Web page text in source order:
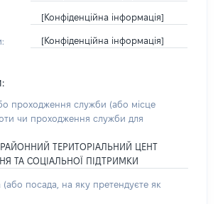
[Конфіденційна інформація]
[Конфіденційна інформація]
проходження служби (або місце
чи проходження служби для
ТЕРИТОРІАЛЬНИЙ ЦЕНТ
ТА СОЦІАЛЬНОЇ ПІДТРИМКИ
(або посада, на яку претендуєте як